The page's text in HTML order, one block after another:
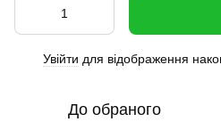
Увійти для відображення
До обраного